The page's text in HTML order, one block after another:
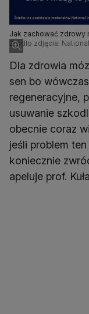
Jak zachować zdrowy
Źródło zdjęcia:
Dla zdrowia
sen bo
regeneracyjne,
usuwanie
obecnie coraz
jeśli problem
koniecznie
apeluje prof.